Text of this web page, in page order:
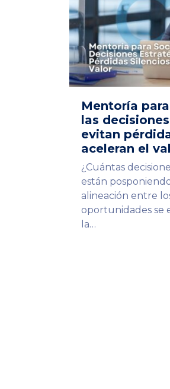
Mentoría
las
evitan
aceleran el
¿Cuántas
están
alineación entre
oportunidades se
la…